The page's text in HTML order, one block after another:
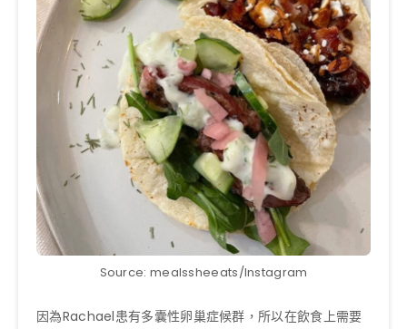
Source: mealssheeats/Instagram
因為Rachael患有多囊性卵巢症候群，所以在飲食上需要